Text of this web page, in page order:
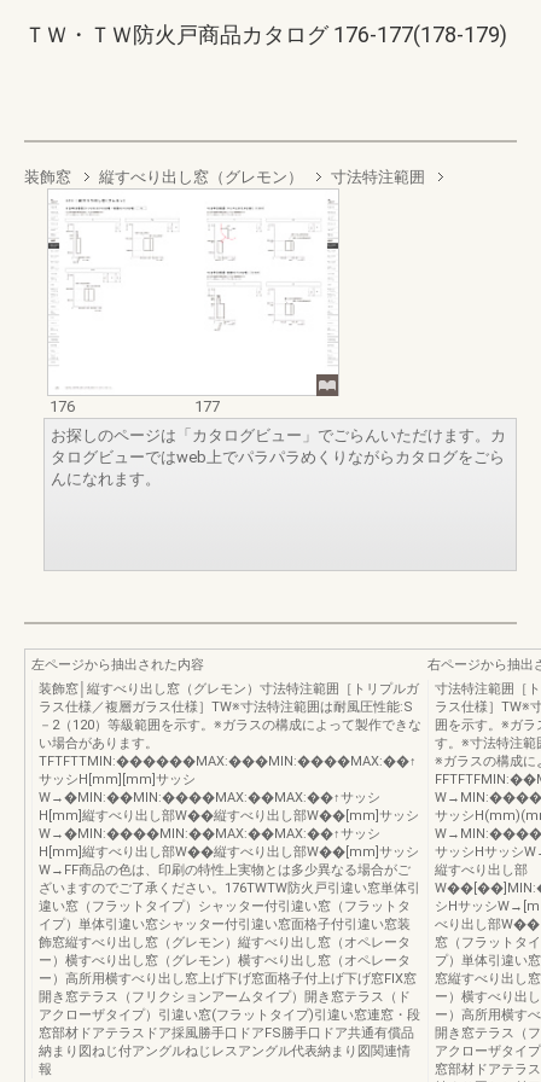
ＴＷ・ＴＷ防火戸商品カタログ 176-177(178-179)
装飾窓 縦すべり出し窓（グレモン） 寸法特注範囲
176
177
お探しのページは「カタログビュー」でごらんいただけます。カ
タログビューではweb上でパラパラめくりながらカタログをごら
んになれます。
左ページから抽出された内容
装飾窓│縦すべり出し窓（グレモン）寸法特注範囲［トリプルガ
ラス仕様／複層ガラス仕様］TW※寸法特注範囲は耐風圧性能:S
－2（120）等級範囲を示す。※ガラスの構成によって製作できな
い場合があります。
TFTFTTMIN:������MAX:���MIN:����MAX:��↑
サッシH[mm][mm]サッシ
W→�MIN:��MIN:����MAX:��MAX:��↑サッシ
H[mm]縦すべり出し部W��縦すべり出し部W��[mm]サッシ
W→�MIN:����MIN:��MAX:��MAX:��↑サッシ
H[mm]縦すべり出し部W��縦すべり出し部W��[mm]サッシ
W→FF商品の色は、印刷の特性上実物とは多少異なる場合がご
ざいますのでご了承ください。176TWTW防火戸引違い窓単体引
違い窓（フラットタイプ）シャッター付引違い窓（フラットタ
イプ）単体引違い窓シャッター付引違い窓面格子付引違い窓装
飾窓縦すべり出し窓（グレモン）縦すべり出し窓（オペレータ
ー）横すべり出し窓（グレモン）横すべり出し窓（オペレータ
ー）高所用横すべり出し窓上げ下げ窓面格子付上げ下げ窓FIX窓
開き窓テラス（フリクションアームタイプ）開き窓テラス（ド
アクローザタイプ）引違い窓(フラットタイプ)引違い窓連窓・段
窓部材ドアテラスドア採風勝手口ドアFS勝手口ドア共通有償品
納まり図ねじ付アングルねじレスアングル代表納まり図関連情
報
右ページから抽出
寸法特注範囲［
ラス仕様］TW※
囲を示す。※ガラ
す。※寸法特注範
※ガラスの構成に
サッシ
サッシHサッ
縦すべり出し部
シHサッシ
べり出し部
窓（フラットタ
プ）単体引違い
窓縦すべり出し
ー）横すべり出
ー）高所用横す
開き窓テラス（
アクローザタイ
窓部材ドアテラ